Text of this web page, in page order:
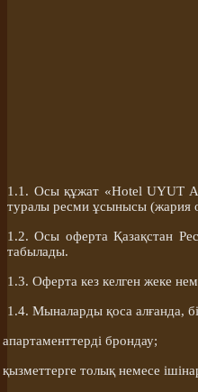
1.1. Осы құжат «Hotel UYUT
туралы ресми ұсынысы (жария
1.2. Осы оферта Қазақстан
табылады.
1.3. Оферта кез келген жеке
1.4. Мыналарды қоса алғанда,
апартаменттерді брондау;
қызметтерге толық немесе